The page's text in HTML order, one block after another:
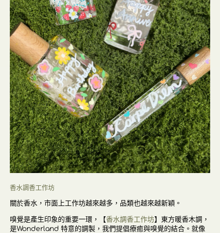
香水調香工作坊
關於香水，市面上工作坊越來越多，品類也越來越新穎。
嗅覺是產生印象的重要一環，【香水調香工作坊】東方暖香木調，
是Wonderland 特意的調製，我們提倡療癒與嗅覺的結合。就像